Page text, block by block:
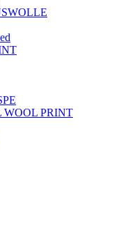
WOOL PRINT